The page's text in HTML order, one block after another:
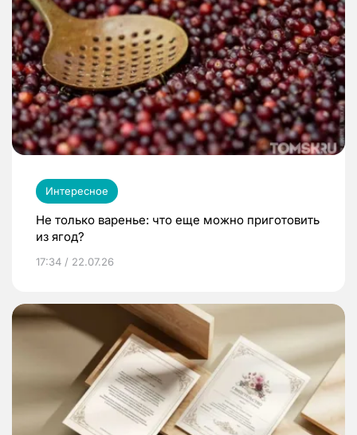
Интересное
Не только варенье: что еще можно приготовить
из ягод?
17:34 / 22.07.26